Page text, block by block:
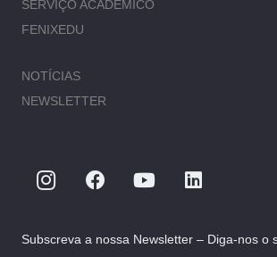
SERVIÇO ACADÉMICO
FENIXEDU
NOTÍCIAS
NEWSLETTER
Subscreva a nossa Newsletter – Diga-nos o